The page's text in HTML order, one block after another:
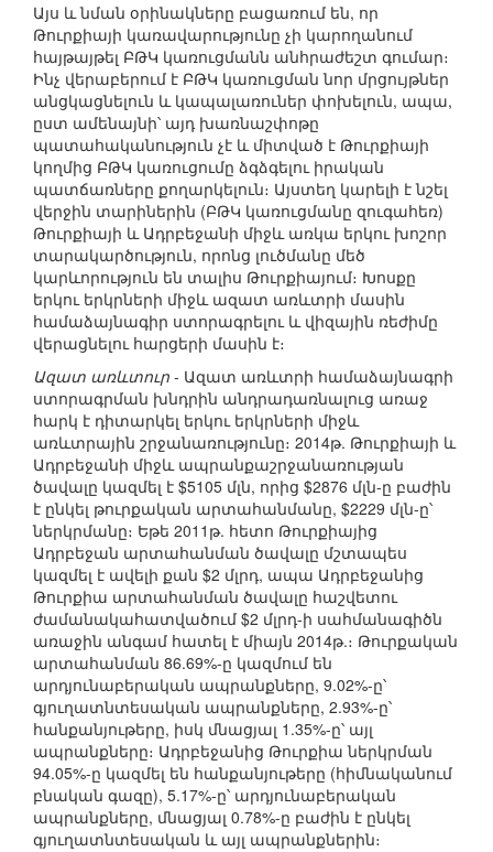
Այս և նման օրինակները բացառում են, որ
Թուրքիայի կառավարությունը չի կարողանում
հայթայթել ԲԹԿ կառուցմանն անհրաժեշտ գումար։
Ինչ վերաբերում է ԲԹԿ կառուցման նոր մրցույթներ
անցկացնելուն և կապալառուներ փոխելուն, ապա,
ըստ ամենայնի՝ այդ խառնաշփոթը
պատահականություն չէ և միտված է Թուրքիայի
կողմից ԲԹԿ կառուցումը ձգձգելու իրական
պատճառները քողարկելուն։ Այստեղ կարելի է նշել
վերջին տարիներին (ԲԹԿ կառուցմանը զուգահեռ)
Թուրքիայի և Ադրբեջանի միջև առկա երկու խոշոր
տարակարծություն, որոնց լուծմանը մեծ
կարևորություն են տալիս Թուրքիայում։ Խոսքը
երկու երկրների միջև ազատ առևտրի մասին
համաձայնագիր ստորագրելու և վիզային ռեժիմը
վերացնելու հարցերի մասին է։
Ազատ առևտուր - Ազատ առևտրի համաձայնագրի
ստորագրման խնդրին անդրադառնալուց առաջ
հարկ է դիտարկել երկու երկրների միջև
առևտրային շրջանառությունը։ 2014թ. Թուրքիայի և
Ադրբեջանի միջև ապրանքաշրջանառության
ծավալը կազմել է $5105 մլն, որից $2876 մլն-ը բաժին
է ընկել թուրքական արտահանմանը, $2229 մլն-ը՝
ներկրմանը։ Եթե 2011թ. հետո Թուրքիայից
Ադրբեջան արտահանման ծավալը մշտապես
կազմել է ավելի քան $2 մլրդ, ապա Ադրբեջանից
Թուրքիա արտահանման ծավալը հաշվետու
ժամանակահատվածում $2 մլրդ-ի սահմանագիծն
առաջին անգամ հատել է միայն 2014թ.։ Թուրքական
արտահանման 86.69%-ը կազմում են
արդյունաբերական ապրանքները, 9.02%-ը՝
գյուղատնտեսական ապրանքները, 2.93%-ը՝
հանքանյութերը, իսկ մնացյալ 1.35%-ը՝ այլ
ապրանքները։ Ադրբեջանից Թուրքիա ներկրման
94.05%-ը կազմել են հանքանյութերը (հիմնականում
բնական գազը), 5.17%-ը՝ արդյունաբերական
ապրանքները, մնացյալ 0.78%-ը բաժին է ընկել
գյուղատնտեսական և այլ ապրանքներին։